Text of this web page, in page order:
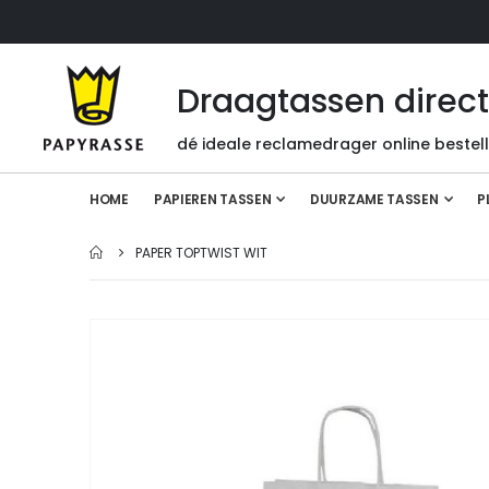
Draagtassen direct
dé ideale reclamedrager online
HOME PAPIEREN TASSEN DUURZAME TASSEN
PAPER TOPTWIST WIT